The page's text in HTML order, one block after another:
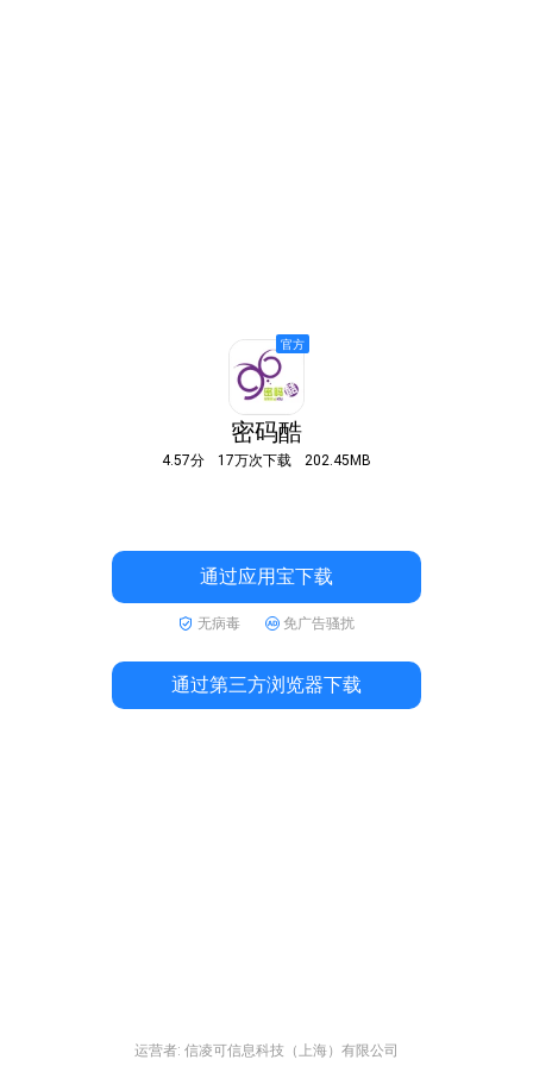
密码酷
4.57分 17万次下载 202.45MB
通过应用宝下载
无病毒 免广告骚扰
通过第三方浏览器下载
运营者: 信凌可信息科技（上海）有限公司